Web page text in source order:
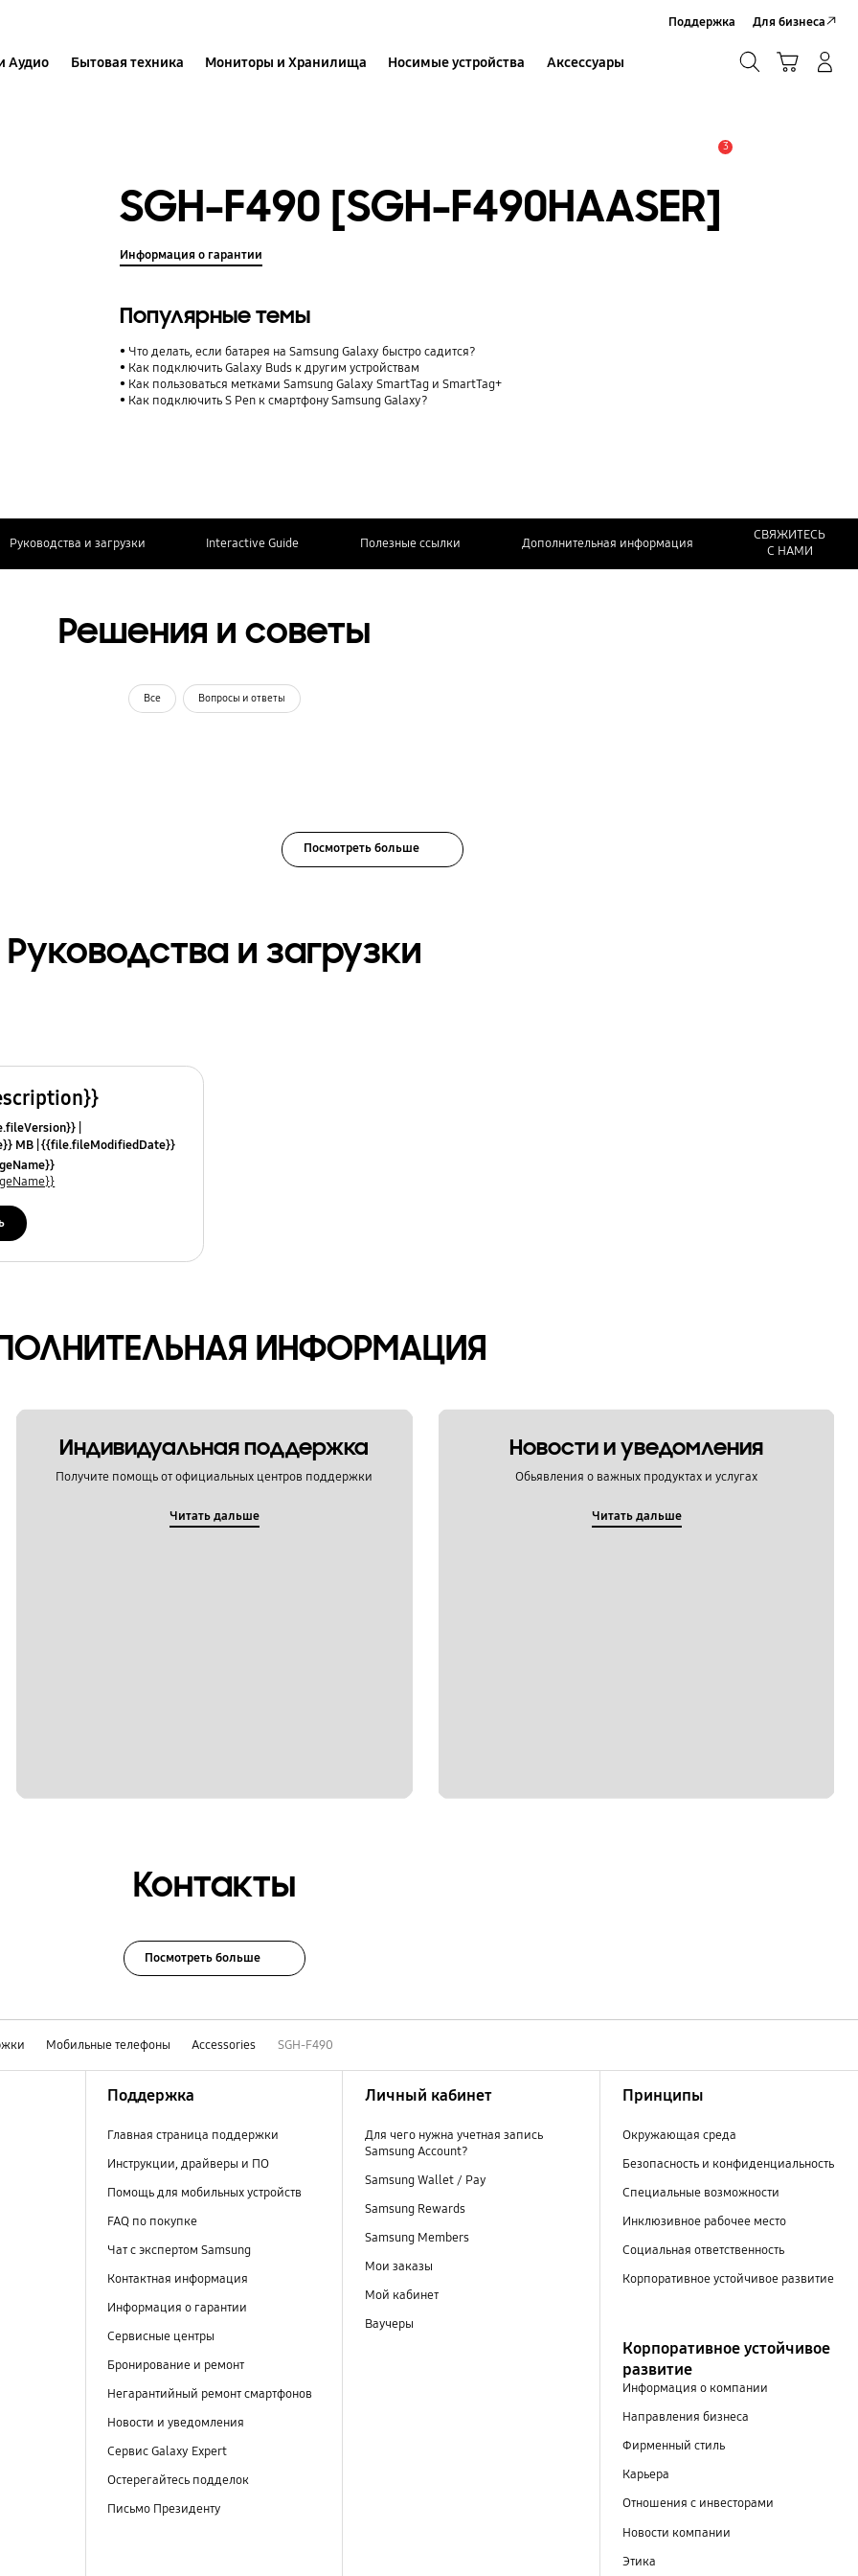
Аудио Бытовая техника Мониторы и Хранилища Носимые устройства Аксессуары
Поддержка Для бизнеса
3
SGH-F490 [SGH-F490HAASER]
Информация о гарантии
Популярные темы
Что делать, если батарея на Samsung Galaxy быстро садится?
Как подключить Galaxy Buds к другим устройствам
Как пользоваться метками Samsung Galaxy SmartTag и SmartTag+
Как подключить S Pen к смартфону Samsung Galaxy?
Руководства и загрузки Interactive Guide Полезные ссылки Дополнительная информация
СВЯЖИТЕСЬ
С НАМИ
Решения и советы
Все Вопросы и ответы
Посмотреть больше
Руководства и загрузки
MB {{file.fileModifiedDate}}
ИНФОРМАЦИЯ
Индивидуальная поддержка
Получите помощь от официальных центров поддержки
Читать дальше
Новости и уведомления
Обьявления о важных продуктах и услугах
Читать дальше
Контакты
Посмотреть больше
Мобильные телефоны Accessories SGH-F490
Поддержка
Главная страница поддержки
Инструкции, драйверы и ПО
Помощь для мобильных устройств
FAQ по покупке
Чат с экспертом Samsung
Контактная информация
Информация о гарантии
Сервисные центры
Бронирование и ремонт
Негарантийный ремонт смартфонов
Новости и уведомления
Сервис Galaxy Expert
Остерегайтесь подделок
Письмо Президенту
Личный кабинет
Для чего нужна учетная запись
Samsung Account?
Samsung Wallet / Pay
Samsung Rewards
Samsung Members
Мои заказы
Мой кабинет
Ваучеры
Принципы
Окружающая среда
Безопасность и конфиденциальность
Специальные возможности
Инклюзивное рабочее место
Социальная ответственность
Корпоративное устойчивое развитие
Корпоративное устойчивое
развитие
Информация о компании
Направления бизнеса
Фирменный стиль
Карьера
Отношения с инвесторами
Новости компании
Этика